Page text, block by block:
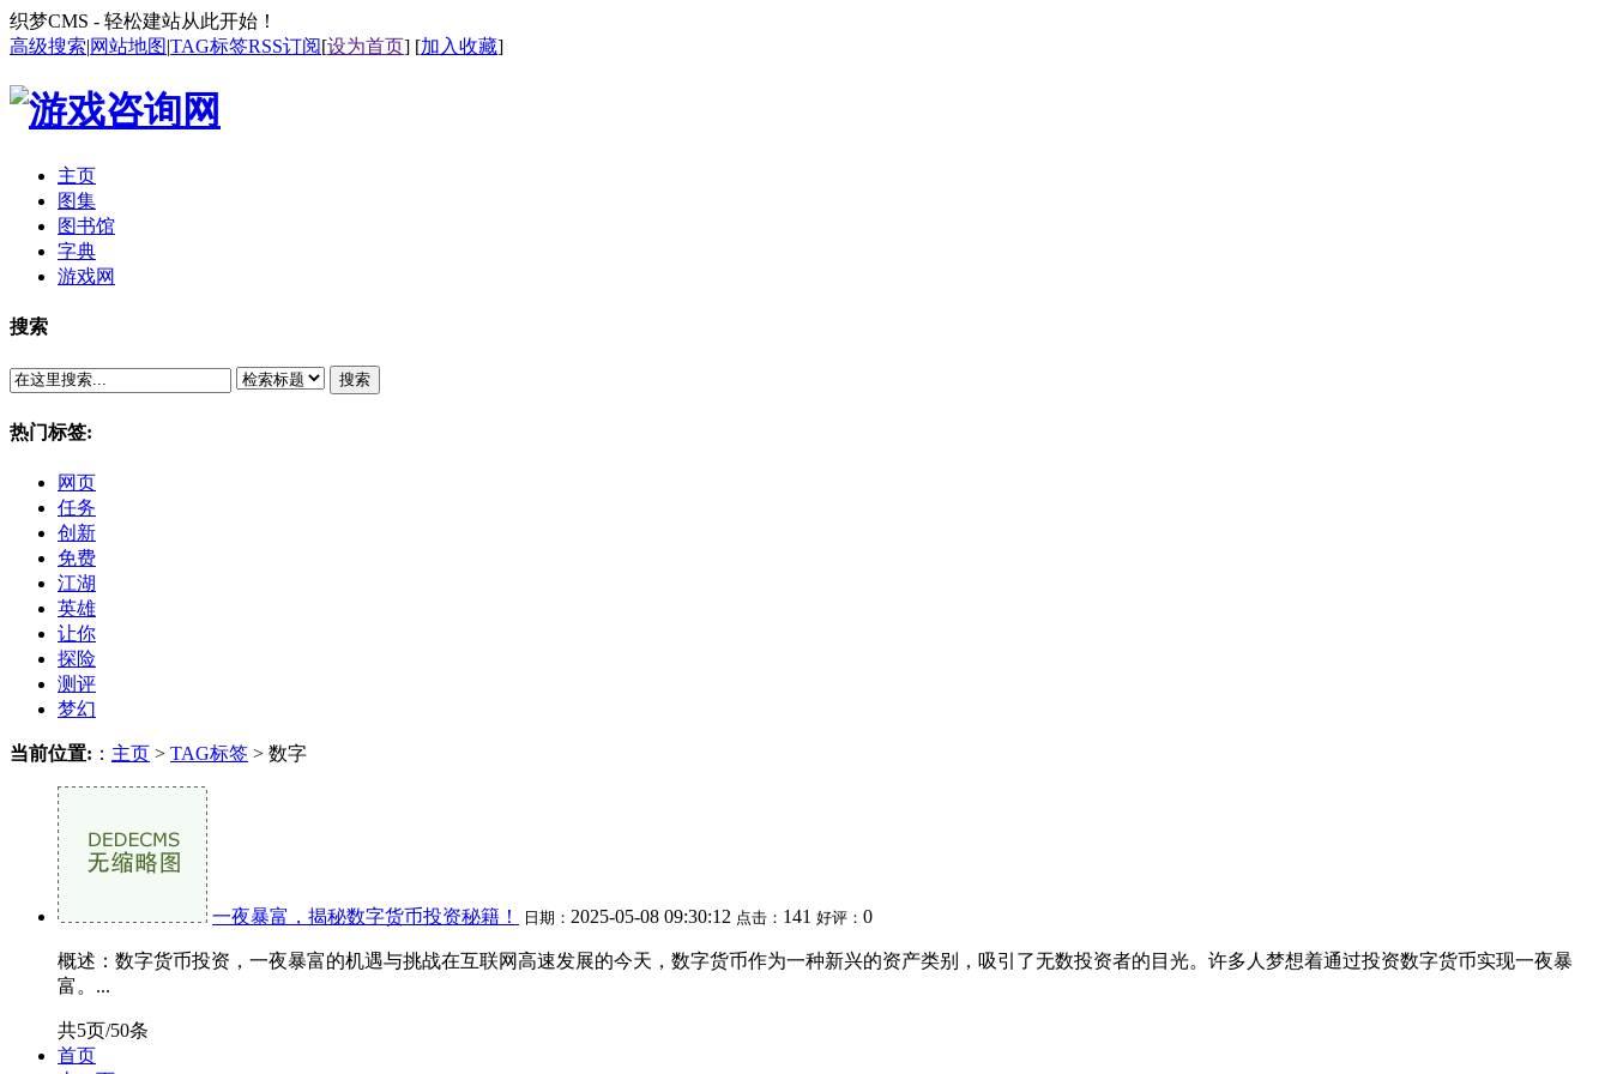
织梦CMS - 轻松建站从此开始！
高级搜索|网站地图|TAG标签RSS订阅[设为首页] [加入收藏]
主页
图集
图书馆
字典
游戏网
搜索
搜索
热门标签:
网页
任务
创新
免费
江湖
英雄
让你
探险
测评
梦幻
当前位置: ： 主页 > TAG标签 > 数字
一夜暴富，揭秘数字货币投资秘籍！ 日期： 2025-05-08 09:30:12 点击： 141 好评： 0
概述：数字货币投资，一夜暴富的机遇与挑战在互联网高速发展的今天，数字货币作为一种新兴的资产类别，吸引了无数投资者的目光。许多人梦想着通过投资数字货币实现一夜暴
富。...
共5页/50条
首页